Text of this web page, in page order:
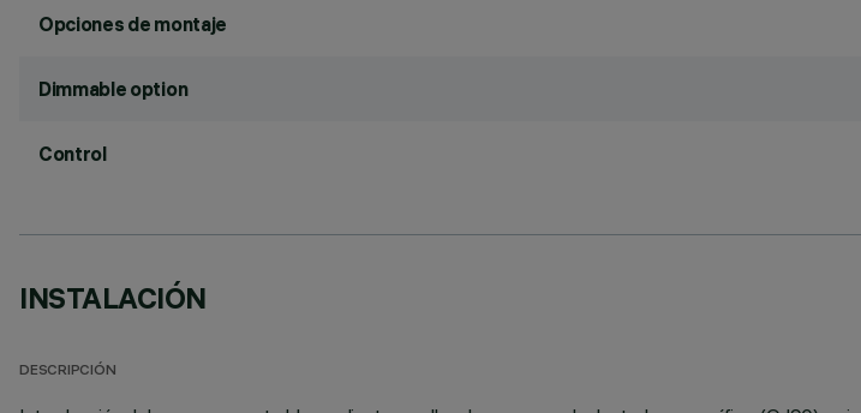
Opciones de montaje
Dimmable option
Control
INSTALACIÓN
DESCRIPCIÓN